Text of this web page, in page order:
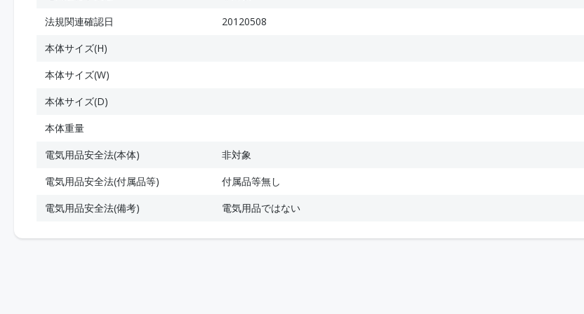
法規関連確認日
20120508
本体サイズ(H)
本体サイズ(W)
本体サイズ(D)
本体重量
電気用品安全法(本体)
非対象
電気用品安全法(付属品等)
付属品等無し
電気用品安全法(備考)
電気用品ではない